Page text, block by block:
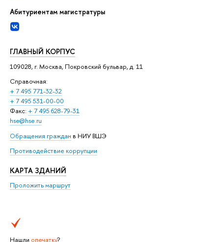
Абитуриентам магистратуры
ГЛАВНЫЙ КОРПУС
109028, г. Москва, Покровский бульвар, д. 11
Справочная:
+ 7 495 771-32-32
+ 7 495 531-00-00
Факс: + 7 495 628-79-31
hse@hse.ru
Обращения граждан в НИУ ВШЭ
Противодействие коррупции
КАРТА ЗДАНИЙ
Проложить маршрут
Нашли опечатку?